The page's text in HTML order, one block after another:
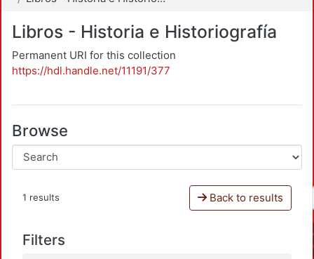
Libros - Historia e Historiografía
Permanent URI for this collection
https://hdl.handle.net/11191/377
Browse
1 results Back to results
Filters